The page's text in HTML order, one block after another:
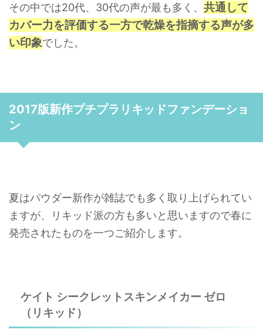
その中では20代、30代の声が最も多く、 共通して
カバー力を評価する一方で乾燥を指摘する声が多
い印象でした。
2017版新作プチプラリキッドファンデーショ
ン
夏はパウダー新作が雑誌でも多く取り上げられてい
ますが、リキッド派の方も多いと思いますので春に
発売されたものを一つご紹介します。
ケイト シークレットスキンメイカー ゼロ
（リキッド）